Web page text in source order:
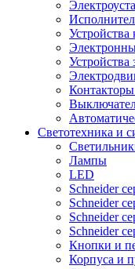
Устройства
Светотехника и
Лампы
LED
Schneider
Schneider
Schneider
Schneider
Кнопки и
Корпуса и